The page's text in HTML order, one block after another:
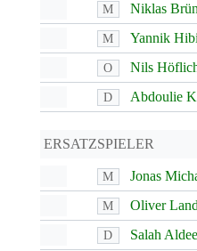
M Niklas
M Yannik
O Nils
D Abdoulie
ERSATZSPIELER
M Jonas
M Oliver
D Salah